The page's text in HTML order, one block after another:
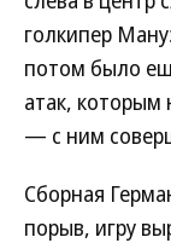
голкипер
потом было
атак,
— с ним
Сборная
порыв, игру